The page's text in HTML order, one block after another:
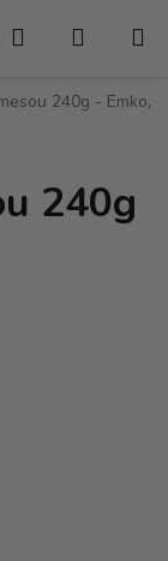
Hľadať
240g - Emko,
240g